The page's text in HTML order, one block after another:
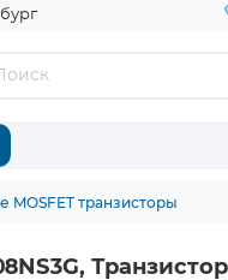
MOSFET транзисторы